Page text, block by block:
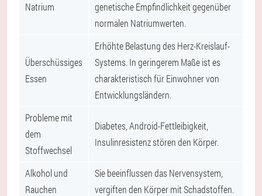
Natrium
genetische Empfindlichkeit gegenüber
normalen Natriumwerten.
Überschüssiges
Essen
Erhöhte Belastung des Herz-Kreislauf-
Systems. In geringerem Maße ist es
charakteristisch für Einwohner von
Entwicklungsländern.
Probleme mit
dem
Stoffwechsel
Diabetes, Android-Fettleibigkeit,
Insulinresistenz stören den Körper.
Alkohol und
Rauchen
Sie beeinflussen das Nervensystem,
vergiften den Körper mit Schadstoffen.